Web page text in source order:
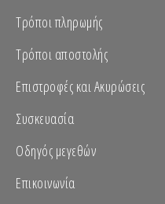
Τρόποι πληρωμής
Τρόποι αποστολής
Επιστροφές και Ακυρώσεις
Συσκευασία
Οδηγός μεγεθών
Επικοινωνία